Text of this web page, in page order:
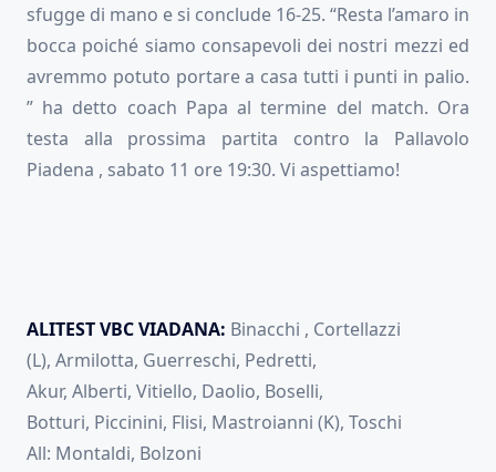
sfugge di mano e si conclude 16-25. “Resta l’amaro in
bocca poiché siamo consapevoli dei nostri mezzi ed
avremmo potuto portare a casa tutti i punti in palio.
” ha detto coach Papa al termine del match. Ora
testa alla prossima partita contro la Pallavolo
Piadena , sabato 11 ore 19:30. Vi aspettiamo!
ALITEST VBC VIADANA: Binacchi , Cortellazzi
(L), Armilotta, Guerreschi, Pedretti,
Akur, Alberti, Vitiello, Daolio, Boselli,
Botturi, Piccinini, Flisi, Mastroianni (K), Toschi
All: Montaldi, Bolzoni